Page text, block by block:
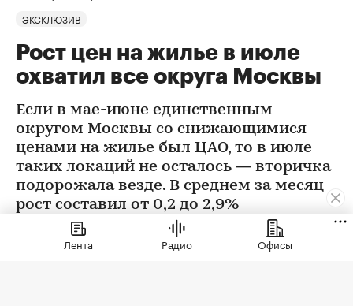
ЭКСКЛЮЗИВ
Рост цен на жилье в июле
охватил все округа Москвы
Если в мае-июне единственным
округом Москвы со снижающимися
ценами на жилье был ЦАО, то в июле
таких локаций не осталось — вторичка
подорожала везде. В среднем за месяц
рост составил от 0,2 до 2,9%
Лента Радио Офисы